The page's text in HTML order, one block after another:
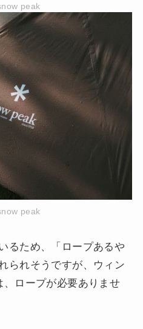
peak
peak
るため、「ロープあるや
られそうですが、ウィン
ロープが必要ありませ